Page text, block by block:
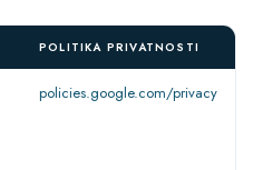
POLITIKA PRIVATNOSTI
policies.google.com/privacy